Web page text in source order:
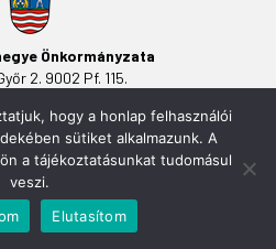
Önkormányzata
2. 9002 Pf. 115.
hogy a honlap felhasználói
sütiket alkalmazunk. A
a tájékoztatásunkat tudomásul
veszi.
Elutasítom